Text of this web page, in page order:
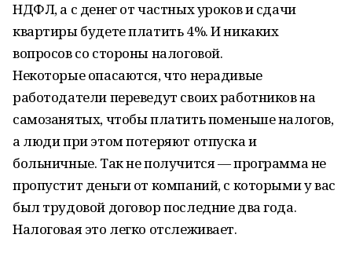
НДФЛ, а с денег от частных уроков и сдачи
квартиры будете платить 4%. И никаких
вопросов со стороны налоговой.
Некоторые опасаются, что нерадивые
работодатели переведут своих работников на
самозанятых, чтобы платить поменьше налогов,
а люди при этом потеряют отпуска и
больничные. Так не получится — программа не
пропустит деньги от компаний, с которыми у вас
был трудовой договор последние два года.
Налоговая это легко отслеживает.